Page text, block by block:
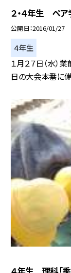
２・４年生 ペ
公開日 2016/01/27
４年生
１月２７日（水）
日の大会本番に